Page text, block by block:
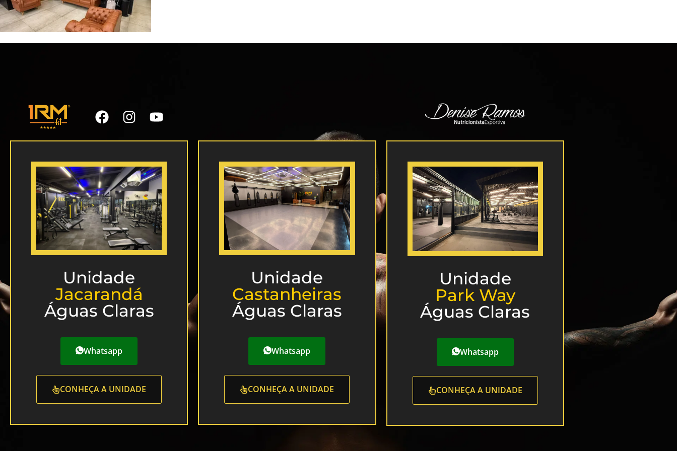
Unidade
Jacarandá
Águas Claras
Whatsapp
CONHEÇA A UNIDADE
Unidade
Castanheiras
Águas Claras
Whatsapp
CONHEÇA A UNIDADE
Unidade
Park Way
Águas Claras
Whatsapp
CONHEÇA A UNIDADE